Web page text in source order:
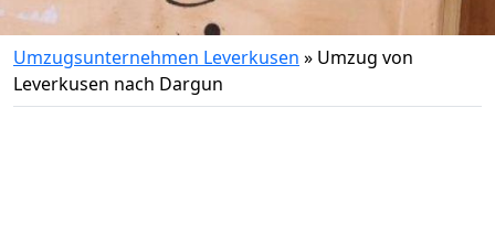
Umzugsunternehmen Leverkusen » Umzug von
Leverkusen nach Dargun